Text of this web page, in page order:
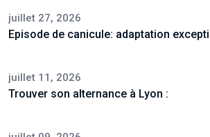
juillet 27, 2026
Episode de canicule: adaptation
juillet 11, 2026
Trouver son alternance à Lyon :